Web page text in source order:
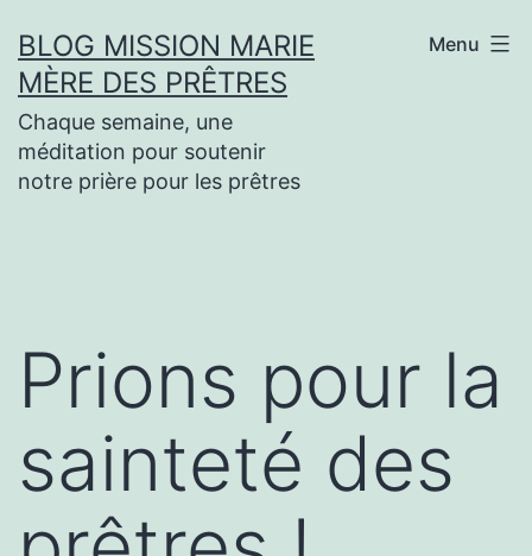
au
contenu
BLOG MISSION MARIE
MÈRE DES PRÊTRES
Chaque semaine, une
méditation pour soutenir
notre prière pour les prêtres
Menu
Prions pour la
sainteté des